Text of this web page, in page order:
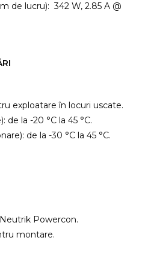
de lucru): 342 W, 2.85 A @
exploatare în locuri uscate.
de la -20 °C la 45 °C.
de la -30 °C la 45 °C.
Powercon.
montare.